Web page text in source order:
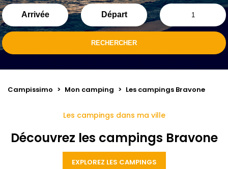
Campissimo > Mon camping > Les campings Bravone
Les campings dans ma ville
Découvrez les campings Bravone
EXPLOREZ LES CAMPINGS